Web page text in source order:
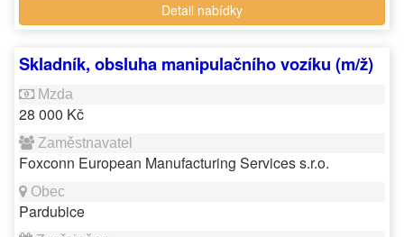
Detail nabídky
Skladník, obsluha manipulačního vozíku (m/ž)
28 000 Kč
Foxconn European Manufacturing Services s.r.o.
Pardubice